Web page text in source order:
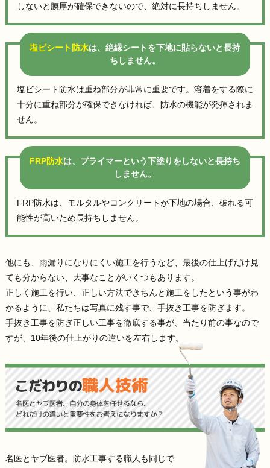
しないと膜厚が確保できないので、絶対に長持ちしません。
塩ビシート防水は、絶縁シートを下地に貼らないと長持
ちしません。
塩ビシート防水は重ね部分が非常に重要です。溶着をする際に
十分に重ね部分が確保できなければ、防水の機能が発揮されま
せん。
FRP防水は、プライマーという下塗りをしないと長持ち
しません。
FRP防水は、モルタルやコンクリートが下地の場合、破れる可
能性が高いため長持ちしません。
他にも、雨漏りになりにくい施工を行うなど、最後の仕上げだけ見
ても分からない、大事なことがいくつもあります。
正しく施工を行い、正しい方法できちんと施工をしたという事がわ
かるように、私たちは写真に残す事で、手抜き工事を防ぎます。
手抜き工事を防ぎ正しい工事を徹底する事が、当たり前の事なので
すが、10年後の仕上がりの違いを左右します。
名医とヤブ医者。防水工事する職人も同じで